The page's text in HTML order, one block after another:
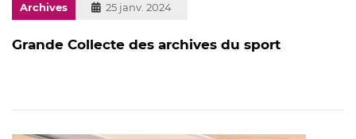
Archives
Publié
25 janv. 2024
Grande Collecte des archives du sport